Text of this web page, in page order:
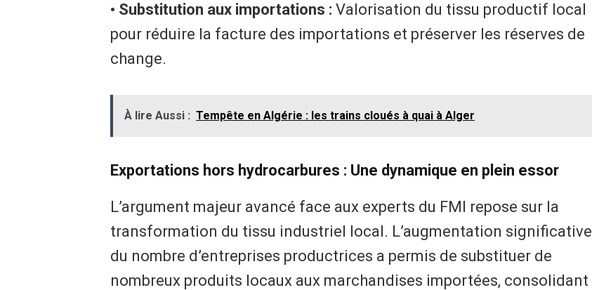
• Substitution aux importations : Valorisation du tissu productif local
pour réduire la facture des importations et préserver les réserves de
change.
À lire Aussi : Tempête en Algérie : les trains cloués à quai à Alger
Exportations hors hydrocarbures : Une dynamique en plein essor
L’argument majeur avancé face aux experts du FMI repose sur la
transformation du tissu industriel local. L’augmentation significative
du nombre d’entreprises productrices a permis de substituer de
nombreux produits locaux aux marchandises importées, consolidant